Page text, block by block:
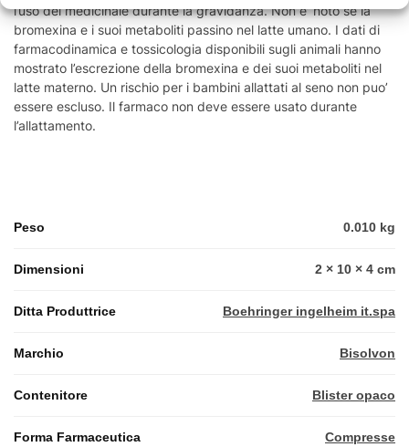
l’uso del medicinale durante la gravidanza. Non e’ noto se la
bromexina e i suoi metaboliti passino nel latte umano. I dati di
farmacodinamica e tossicologia disponibili sugli animali hanno
mostrato l’escrezione della bromexina e dei suoi metaboliti nel
latte materno. Un rischio per i bambini allattati al seno non puo’
essere escluso. Il farmaco non deve essere usato durante
l’allattamento.
Peso 0.010 kg
Dimensioni 2 × 10 × 4 cm
Ditta Produttrice Boehringer ingelheim it.spa
Marchio Bisolvon
Contenitore Blister opaco
Forma Farmaceutica Compresse